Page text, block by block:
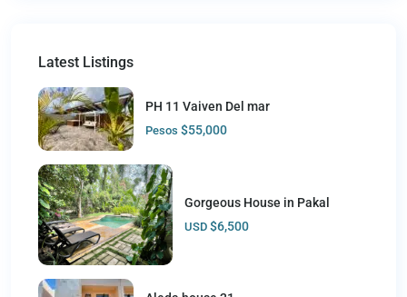
Latest Listings
PH 11 Vaiven Del mar
Pesos $55,000
Gorgeous House in Pakal
USD $6,500